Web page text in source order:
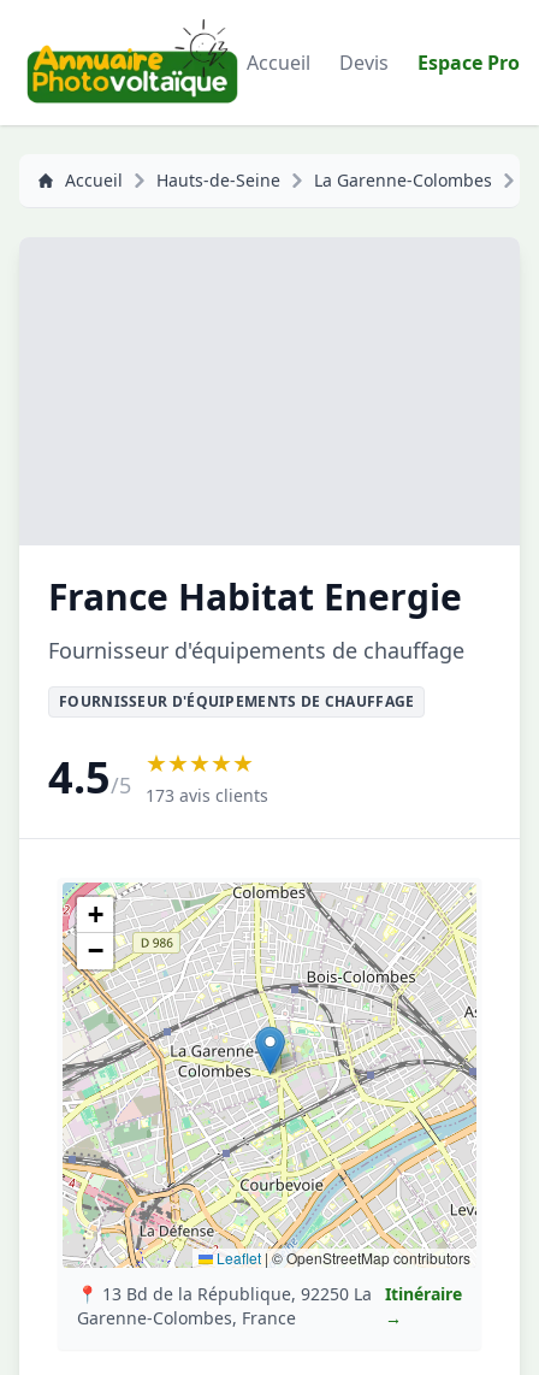
Accueil Devis Espace Pro
Accueil Hauts-de-Seine La Garenne-Colombes
France Habitat Energie
Fournisseur d'équipements de chauffage
FOURNISSEUR D'ÉQUIPEMENTS DE CHAUFFAGE
4.5/5
★★★★★
173 avis clients
+
−
Leaflet|© OpenStreetMap contributors
📍 13 Bd de la République, 92250 La
Garenne-Colombes, France
Itinéraire
→